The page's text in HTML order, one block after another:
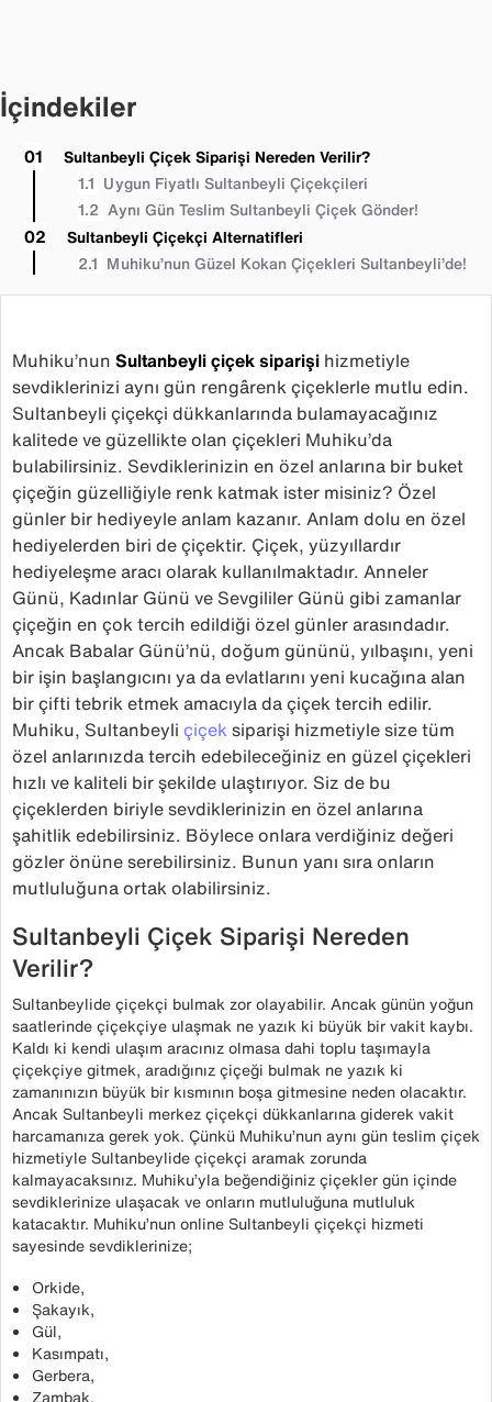
İçindekiler
Sultanbeyli Çiçek Siparişi Nereden Verilir?
Uygun Fiyatlı Sultanbeyli Çiçekçileri
Aynı Gün Teslim Sultanbeyli Çiçek Gönder!
Sultanbeyli Çiçekçi Alternatifleri
Muhiku’nun Güzel Kokan Çiçekleri Sultanbeyli’de!
Muhiku’nun Sultanbeyli çiçek siparişi hizmetiyle
sevdiklerinizi aynı gün rengârenk çiçeklerle mutlu edin.
Sultanbeyli çiçekçi dükkanlarında bulamayacağınız
kalitede ve güzellikte olan çiçekleri Muhiku’da
bulabilirsiniz. Sevdiklerinizin en özel anlarına bir buket
çiçeğin güzelliğiyle renk katmak ister misiniz? Özel
günler bir hediyeyle anlam kazanır. Anlam dolu en özel
hediyelerden biri de çiçektir. Çiçek, yüzyıllardır
hediyeleşme aracı olarak kullanılmaktadır. Anneler
Günü, Kadınlar Günü ve Sevgililer Günü gibi zamanlar
çiçeğin en çok tercih edildiği özel günler arasındadır.
Ancak Babalar Günü’nü, doğum gününü, yılbaşını, yeni
bir işin başlangıcını ya da evlatlarını yeni kucağına alan
bir çifti tebrik etmek amacıyla da çiçek tercih edilir.
Muhiku, Sultanbeyli çiçeksiparişi hizmetiyle size tüm
özel anlarınızda tercih edebileceğiniz en güzel çiçekleri
hızlı ve kaliteli bir şekilde ulaştırıyor. Siz de bu
çiçeklerden biriyle sevdiklerinizin en özel anlarına
şahitlik edebilirsiniz. Böylece onlara verdiğiniz değeri
gözler önüne serebilirsiniz. Bunun yanı sıra onların
mutluluğuna ortak olabilirsiniz.
Sultanbeyli Çiçek Siparişi Nereden
Verilir?
Sultanbeylide çiçekçi bulmak zor olayabilir. Ancak günün yoğun
saatlerinde çiçekçiye ulaşmak ne yazık ki büyük bir vakit kaybı.
Kaldı ki kendi ulaşım aracınız olmasa dahi toplu taşımayla
çiçekçiye gitmek, aradığınız çiçeği bulmak ne yazık ki
zamanınızın büyük bir kısmının boşa gitmesine neden olacaktır.
Ancak Sultanbeyli merkez çiçekçi dükkanlarına giderek vakit
harcamanıza gerek yok. Çünkü Muhiku’nun aynı gün teslim çiçek
hizmetiyle Sultanbeylide çiçekçi aramak zorunda
kalmayacaksınız. Muhiku’yla beğendiğiniz çiçekler gün içinde
sevdiklerinize ulaşacak ve onların mutluluğuna mutluluk
katacaktır. Muhiku’nun online Sultanbeyli çiçekçi hizmeti
sayesinde sevdiklerinize;
Orkide,
Şakayık,
Gül,
Kasımpatı,
Gerbera,
Zambak,